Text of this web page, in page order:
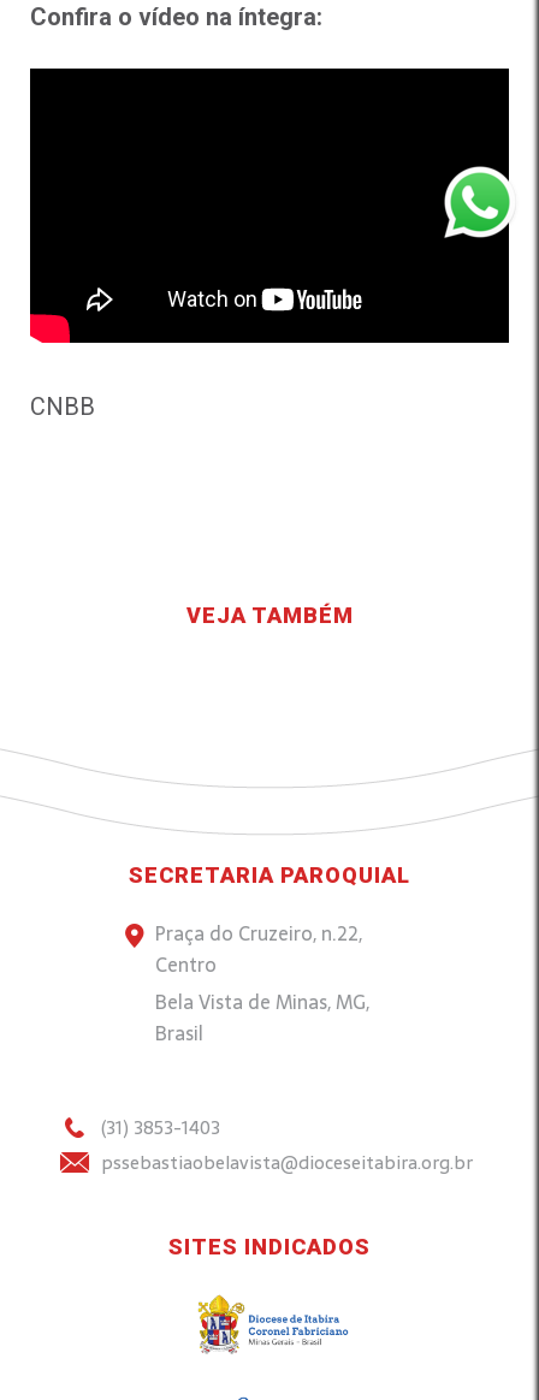
Confira o vídeo na íntegra:
CNBB
VEJA TAMBÉM
SECRETARIA PAROQUIAL
Praça do Cruzeiro, n.22,
Centro
Bela Vista de Minas, MG,
Brasil
(31) 3853-1403
pssebastiaobelavista@dioceseitabira.org.br
SITES INDICADOS